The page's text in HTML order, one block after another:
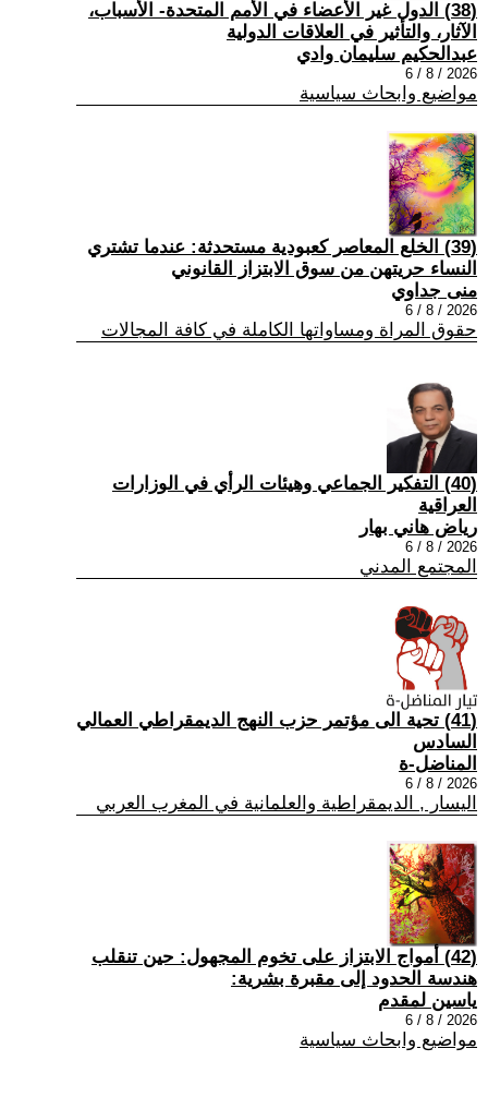
(38) الدول غير الأعضاء في الأمم المتحدة- الأسباب،
الآثار، والتأثير في العلاقات الدولية
عبدالحكيم سليمان وادي
2026 / 8 / 6
مواضيع وابحاث سياسية
(39) الخلع المعاصر كعبودية مستحدثة: عندما تشتري
النساء حريتهن من سوق الابتزاز القانوني
منى جداوي
2026 / 8 / 6
حقوق المراة ومساواتها الكاملة في كافة المجالات
(40) التفكير الجماعي وهيئات الرأي في الوزارات
العراقية
رياض هاني بهار
2026 / 8 / 6
المجتمع المدني
(41) تحية الى مؤتمر حزب النهج الديمقراطي العمالي
السادس
المناضل-ة
2026 / 8 / 6
اليسار , الديمقراطية والعلمانية في المغرب العربي
(42) أمواج الابتزاز على تخوم المجهول: حين تنقلب
هندسة الحدود إلى مقبرة بشرية:
ياسين لمقدم
2026 / 8 / 6
مواضيع وابحاث سياسية